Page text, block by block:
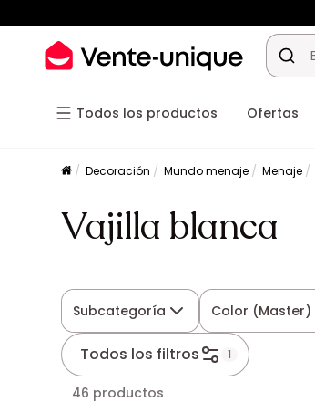
Todos los productos Ofertas
Decoración Mundo menaje Menaje
Vajilla blanca
Subcategoría Color (Master)
Todos los filtros 1
46 productos